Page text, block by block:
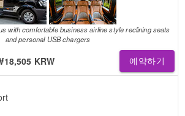
with comfortable business airline style reclining seats
and personal USB chargers
KRW 예약하기